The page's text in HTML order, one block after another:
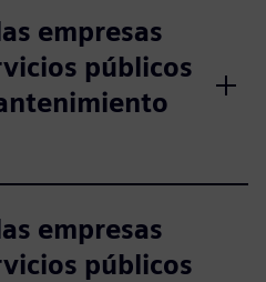
empresas
públicos
empresas
públicos